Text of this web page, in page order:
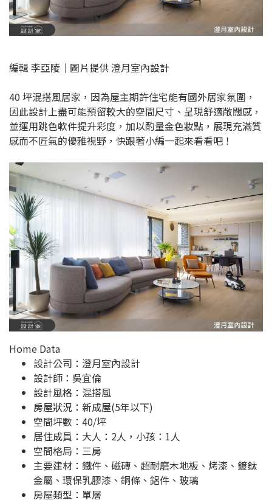
編輯 李亞陵｜圖片提供 澄月室內設計
40 坪混搭風居家，因為屋主期許住宅能有國外居家氛圍，
因此設計上盡可能預留較大的空間尺寸、呈現舒適敞闊感，
並運用跳色軟件提升彩度，加以酌量金色妝點，展現充滿質
感而不匠氣的優雅視野，快跟著小編一起來看看吧！
Home Data
設計公司： 澄月室內設計
設計師：吳宜倫
設計風格：混搭風
房屋狀況：新成屋(5年以下)
空間坪數：40/坪
居住成員：大人：2人，小孩：1人
空間格局：三房
主要建材：鐵件、磁磚、超耐磨木地板、烤漆、鍍鈦
金屬、環保乳膠漆、銅條、鋁件、玻璃
房屋類型：單層